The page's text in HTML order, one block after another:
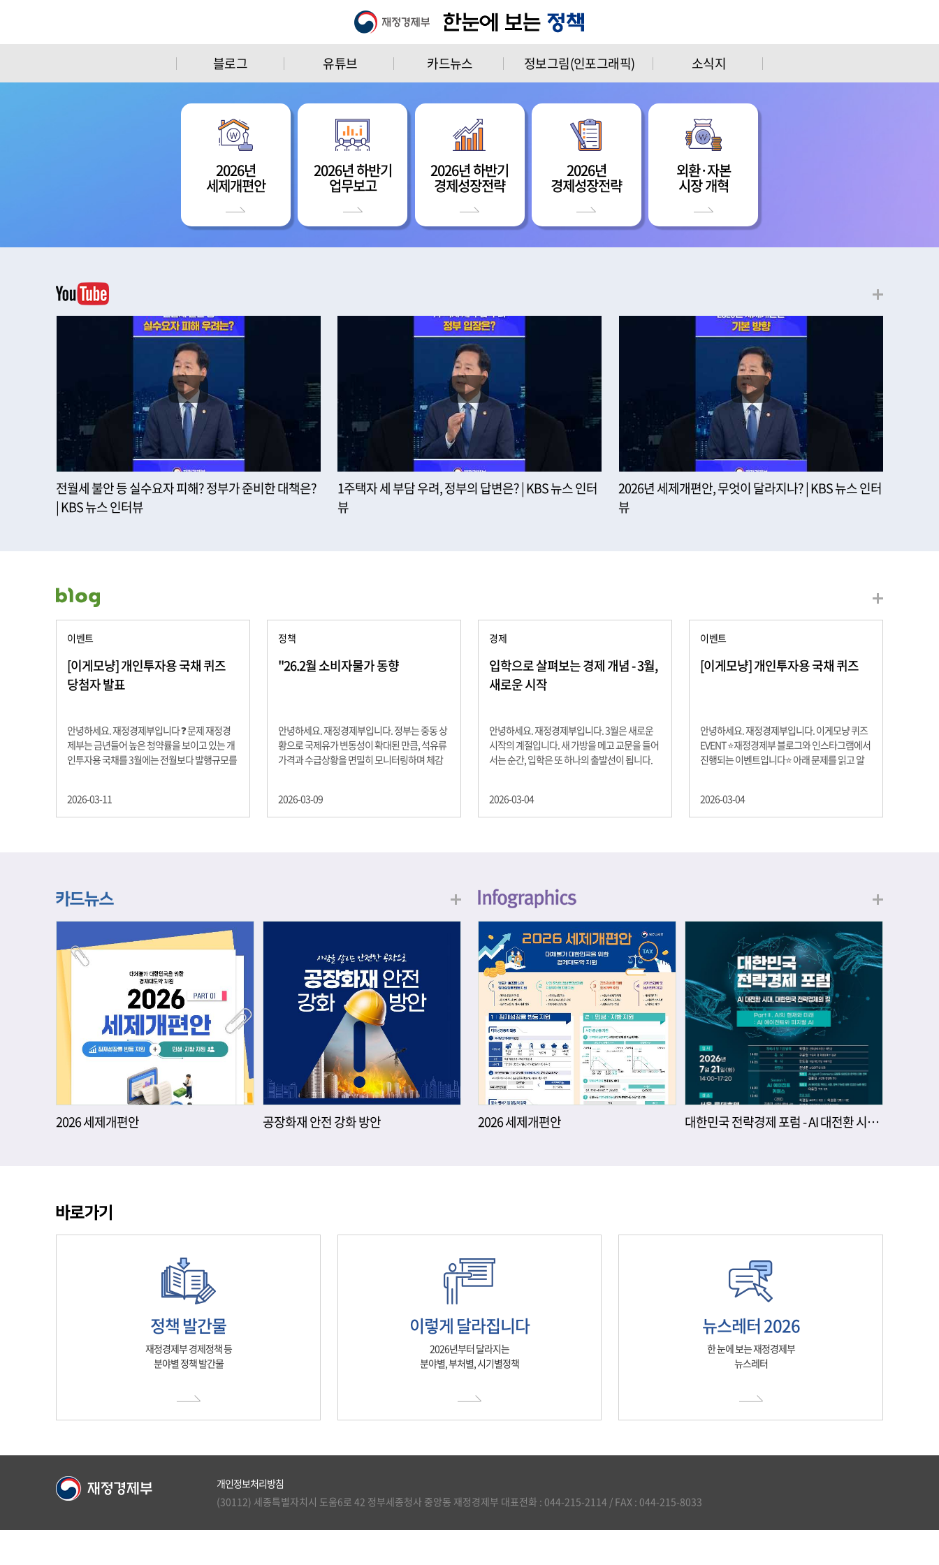
블로그 유튜브 카드뉴스 정보그림(인포그래픽) 소식지
2026년
세제개편안
2026년 하반기
업무보고
2026년 하반기
경제성장전략
2026년
경제성장전략
외환·자본
시장 개혁
전월세 불안 등 실수요자 피해? 정부가 준비한 대책은?
| KBS 뉴스 인터뷰
1주택자 세 부담 우려, 정부의 답변은? | KBS 뉴스 인터
뷰
2026년 세제개편안, 무엇이 달라지나? | KBS 뉴스 인터
뷰
이벤트
[이게모냥] 개인투자용 국채 퀴즈
당첨자 발표
안녕하세요. 재정경제부입니다 ❓ 문제 재정경
제부는 금년들어 높은 청약률을 보이고 있는 개
인투자용 국채를 3월에는 전월보다 발행규모를
년물 900억원, 20년물 300억원입니다. 그렇다
면 3월 개인투자용 국채의 총 발행 예정 금액은
은 인스타그램 개별 DM으로 폼링크를 전달드립
니다.
2026-03-11
정책
"26.2월 소비자물가 동향
안녕하세요. 재정경제부입니다. 정부는 중동 상
황으로 국제유가 변동성이 확대된 만큼, 석유류
가격과 수급상황을 면밀히 모니터링하며 체감
고 추세적 흐름을 보여주는 근원물가는 2.3% 상
승 향후 지정학적 요인, 기상여건 등 불확실성이
2026-03-09
경제
입학으로 살펴보는 경제 개념 - 3월,
새로운 시작
안녕하세요. 재정경제부입니다. 3월은 새로운
시작의 계절입니다. 새 가방을 메고 교문을 들어
서는 순간, 입학은 또 하나의 출발선이 됩니다.
음이기도 합니다. 입학이라는 순간을 경제의 시
각으로 바라보면, 우리는 한 가지 중요한 개념을
식, 친구들과의 협업, 다양한 활동 속에서 얻는
문제 해결 경험은 모두 개인의 역량으로 축적됩
니다. 경제학에서는 이.......
2026-03-04
이벤트
[이게모냥] 개인투자용 국채 퀴즈
안녕하세요. 재정경제부입니다. 이게모냥 퀴즈
EVENT ⭐재정경제부 블로그와 인스타그램에서
진행되는 이벤트입니다⭐ 아래 문제를 읽고 알
자용 국채를 3월에는 전월보다 발행규모를 100
억원 확대합니다. 2026년 3월에 발행 예정인 ⎾
폰 (60명) 참여.......
2026-03-04
2026 세제개편안 공장화재 안전 강화 방안 2026 세제개편안 대한민국 전략경제 포럼 - AI 대전환 시대, 대한민국 전략경제의 길
정책 발간물
재정경제부 경제정책 등
분야별 정책 발간물
이렇게 달라집니다
2026년부터 달라지는
분야별, 부처별, 시기별정책
뉴스레터 2026
한 눈에 보는 재정경제부
뉴스레터
개인정보처리방침
(30112) 세종특별자치시 도움6로 42 정부세종청사 중앙동 재정경제부 대표전화 : 044-215-2114 / FAX : 044-215-8033